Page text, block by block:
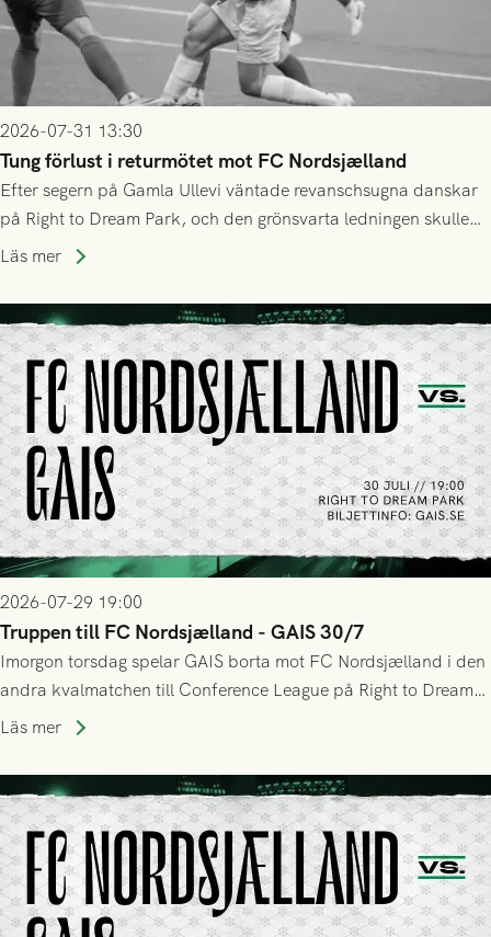
2026-07-31 13:30
Tung förlust i returmötet mot FC Nordsjælland
Efter segern på Gamla Ullevi väntade revanschsugna danskar
på Right to Dream Park, och den grönsvarta ledningen skulle
upphöra efter mindre än kvarten spelad. På lika mark visade
tennissiffror och det grönsvarta europaäventyret tog slut.
Läs mer
2026-07-29 19:00
Truppen till FC Nordsjælland - GAIS 30/7
Imorgon torsdag spelar GAIS borta mot FC Nordsjælland i den
andra kvalmatchen till Conference League på Right to Dream
Park! Fredrik Holmberg och ledarstaben har tagit ut följande
Läs mer